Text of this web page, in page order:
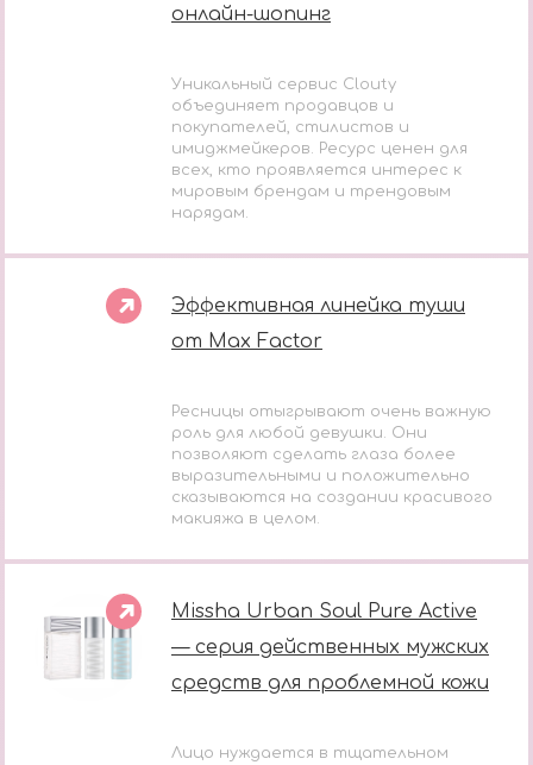
онлайн-шопинг
Уникальный сервис Clouty
объединяет продавцов и
покупателей, стилистов и
имиджмейкеров. Ресурс ценен для
всех, кто проявляется интерес к
мировым брендам и трендовым
нарядам.
Эффективная линейка туши
от Max Factor
Ресницы отыгрывают очень важную
роль для любой девушки. Они
позволяют сделать глаза более
выразительными и положительно
сказываются на создании красивого
макияжа в целом.
Missha Urban Soul Pure Active
— серия действенных мужских
средств для проблемной кожи
Лицо нуждается в тщательном